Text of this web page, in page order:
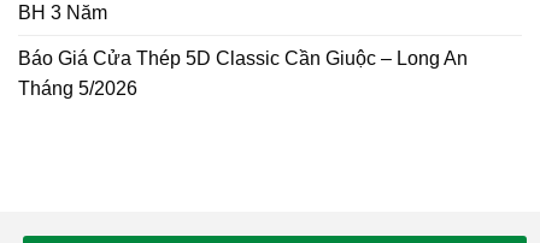
BH 3 Năm
Báo Giá Cửa Thép 5D Classic Cần Giuộc – Long An
Tháng 5/2026